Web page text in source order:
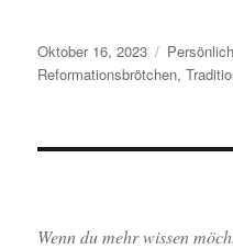
Veröffentlicht
am
Oktober 16, 2023
Reformationsbrötchen,
Wenn du mehr wissen